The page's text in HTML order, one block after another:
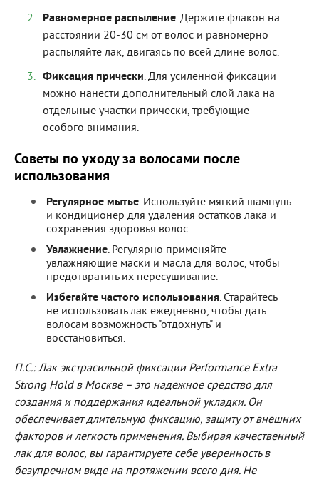
Равномерное распыление. Держите флакон на
расстоянии 20-30 см от волос и равномерно
распыляйте лак, двигаясь по всей длине волос.
Фиксация прически. Для усиленной фиксации
можно нанести дополнительный слой лака на
отдельные участки прически, требующие
особого внимания.
Советы по уходу за волосами после
использования
Регулярное мытье. Используйте мягкий шампунь
и кондиционер для удаления остатков лака и
сохранения здоровья волос.
Увлажнение. Регулярно применяйте
увлажняющие маски и масла для волос, чтобы
предотвратить их пересушивание.
Избегайте частого использования. Старайтесь
не использовать лак ежедневно, чтобы дать
волосам возможность "отдохнуть" и
восстановиться.
П.С.: Лак экстрасильной фиксации Performance Extra
Strong Hold в Москве – это надежное средство для
создания и поддержания идеальной укладки. Он
обеспечивает длительную фиксацию, защиту от внешних
факторов и легкость применения. Выбирая качественный
лак для волос, вы гарантируете себе уверенность в
безупречном виде на протяжении всего дня. Не